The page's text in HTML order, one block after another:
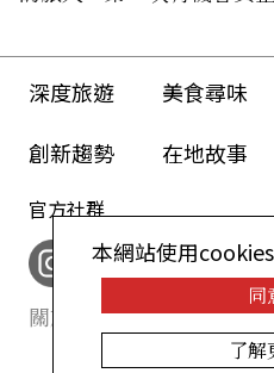
深度旅遊 美食尋味
創新趨勢
在地故事
官方社群
關於我們 網站政策
本網站使用cookies
同
了解